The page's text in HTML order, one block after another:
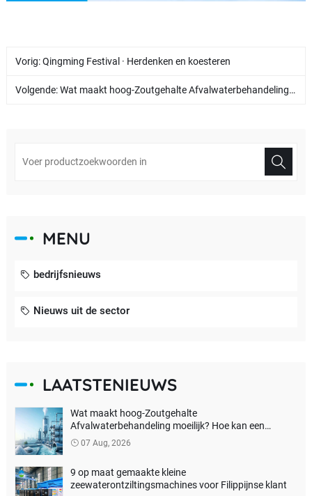
Vorig:Qingming Festival · Herdenken en koesteren
Volgende:Wat maakt hoog-Zoutgehalte Afvalwaterbehandeling moeilijk? Hoe kan een echtenulvloeistoflozing worden bereikt?
MENU
bedrijfsnieuws
Nieuws uit de sector
LAATSTENIEUWS
Wat maakt hoog-Zoutgehalte
Afvalwaterbehandeling moeilijk? Hoe kan een
echtenulvloeistoflozing worden bereikt?
07 Aug, 2026
9 op maat gemaakte kleine
zeewaterontziltingsmachines voor Filippijnse klant